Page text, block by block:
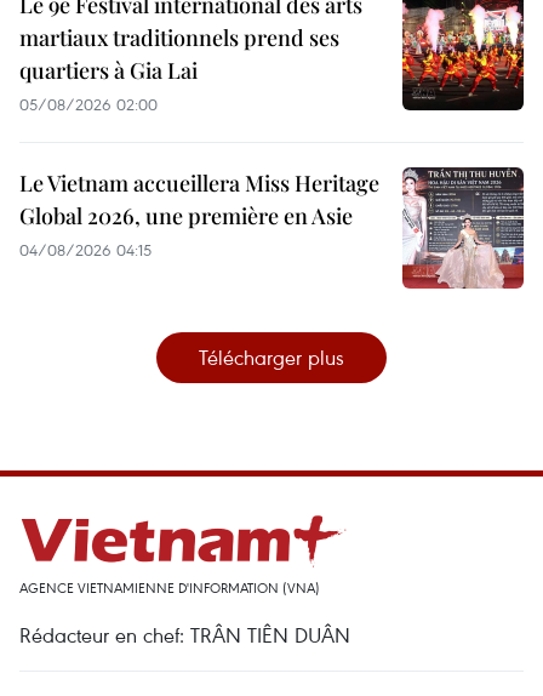
martiaux traditionnels prend ses
quartiers à Gia Lai
05/08/2026 02:00
Le Vietnam accueillera Miss Heritage
Global 2026, une première en Asie
04/08/2026 04:15
Télécharger plus
AGENCE VIETNAMIENNE D'INFORMATION (VNA)
Rédacteur en chef: TRÂN TIÊN DUÂN